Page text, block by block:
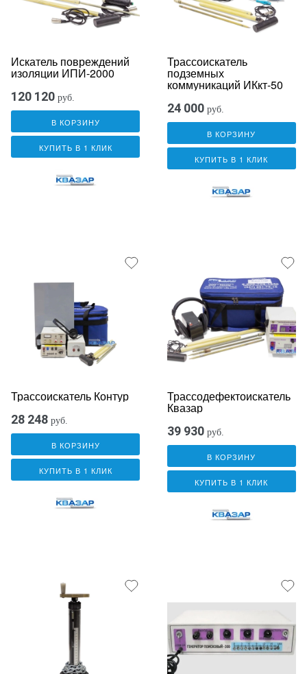
Искатель повреждений
изоляции ИПИ-2000
120 120 руб.
В КОРЗИНУ
КУПИТЬ В 1 КЛИК
Трассоискатель
подземных
коммуникаций ИКкт-50
24 000 руб.
В КОРЗИНУ
КУПИТЬ В 1 КЛИК
Трассоискатель Контур
28 248 руб.
В КОРЗИНУ
КУПИТЬ В 1 КЛИК
Трассодефектоискатель
Квазар
39 930 руб.
В КОРЗИНУ
КУПИТЬ В 1 КЛИК